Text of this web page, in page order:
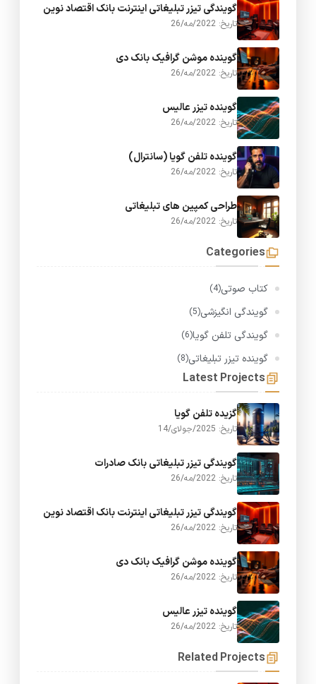
گویندگی تیزر تبلیغاتی اینترنت بانک اقتصاد نوین
تاریخ: 2022/مه/26
گوینده موشن گرافیک بانک دی
تاریخ: 2022/مه/26
گوینده تیزر عالیس
تاریخ: 2022/مه/26
گوینده تلفن گویا (سانترال)
تاریخ: 2022/مه/26
طراحی کمپین های تبلیغاتی
تاریخ: 2022/مه/26
Categories
کتاب صوتی(4)
گویندگی انگیزشی(5)
گویندگی تلفن گویا(6)
گوینده تیزر تبلیغاتی(8)
Latest Projects
گزیده تلفن گویا
تاریخ: 2025/جولای/14
گویندگی تیزر تبلیغاتی بانک صادرات
تاریخ: 2022/مه/26
گویندگی تیزر تبلیغاتی اینترنت بانک اقتصاد نوین
تاریخ: 2022/مه/26
گوینده موشن گرافیک بانک دی
تاریخ: 2022/مه/26
گوینده تیزر عالیس
تاریخ: 2022/مه/26
Related Projects